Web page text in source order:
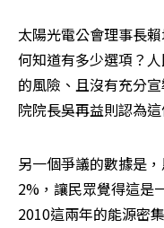
太陽光電公會理事長
何知道有多少選項？
的風險、且沒有充分
院院長吳再益則認為
另一個爭議的數據是
2%，讓民眾覺得這是
2010這兩年的能源密